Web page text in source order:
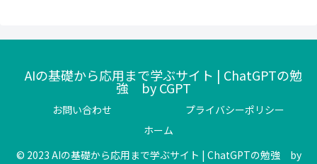
AIの基礎から応用まで学ぶサイト | ChatGPTの勉
強 by CGPT
お問い合わせ
プライバシーポリシー
ホーム
© 2023 AIの基礎から応用まで学ぶサイト | ChatGPTの勉強 by